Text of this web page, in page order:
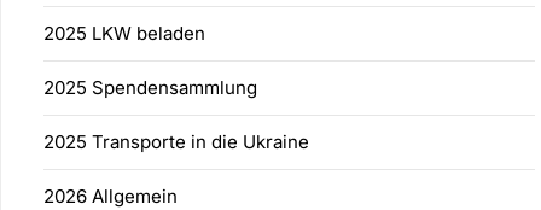
2025 LKW beladen
2025 Spendensammlung
2025 Transporte in die Ukraine
2026 Allgemein